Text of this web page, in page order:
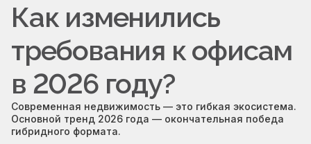
Как изменились
требования к офисам
в 2026 году?
Современная недвижимость — это гибкая экосистема.
Основной тренд 2026 года — окончательная победа
гибридного формата.